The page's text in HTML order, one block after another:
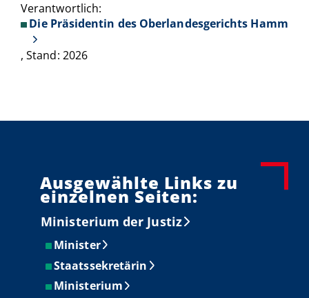
Verantwortlich:
Die Präsidentin des Oberlandesgerichts Hamm
, Stand: 2026
Ausgewählte Links zu
einzelnen Seiten:
Ministerium der Justiz
Minister
Staatssekretärin
Ministerium